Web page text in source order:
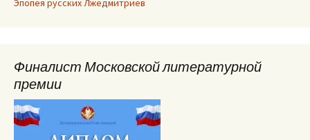
Эпопея русских Лжедмитриев
Финалист Московской литературной
премии